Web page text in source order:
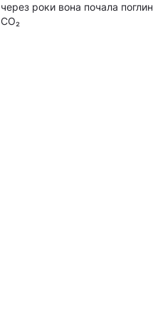
через роки вона почала
CO₂